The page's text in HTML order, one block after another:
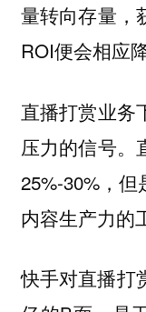
量转向存量，
ROI便会相应降
直播打赏业务
压力的信号。
25%-30%，
内容生产力的
快手对直播打